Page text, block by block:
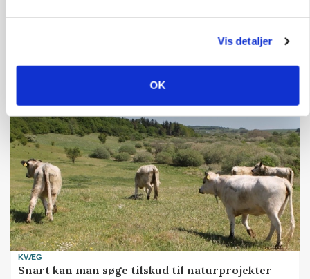
Vis detaljer
OK
Folketinget behandler ny gødskningslov: Sådan
kan den ændre din bedrift fra 2027
KVÆG
Snart kan man søge tilskud til naturprojekter